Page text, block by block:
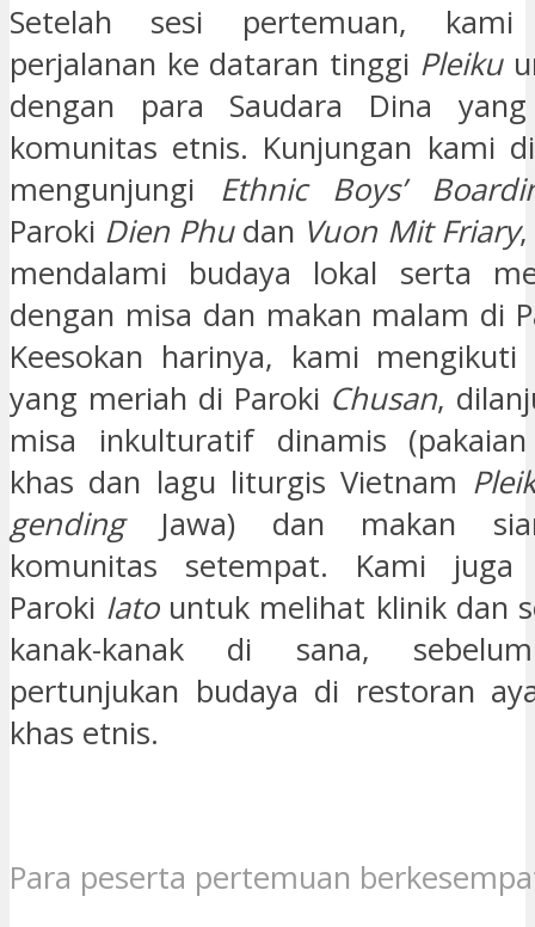
Setelah sesi pertemuan, kami
perjalanan ke dataran tinggi Pleiku
dengan para Saudara Dina
komunitas etnis. Kunjungan kami
mengunjungi Ethnic Boys’
Paroki Dien Phudan Vuon Mit Friary
mendalami budaya lokal serta
dengan misa dan makan malam di
Keesokan harinya, kami
yang meriah di Paroki Chusan,
misa inkulturatif dinamis
khas dan lagu liturgis Vietnam
gendingJawa) dan makan
komunitas setempat. Kami juga
Paroki Iatountuk melihat klinik dan
kanak-kanak di sana,
pertunjukan budaya di restoran
khas etnis.
Para peserta pertemuan